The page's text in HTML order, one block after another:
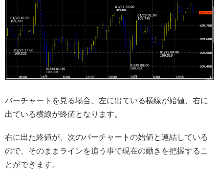
バーチャートを見る場合、左に出ている横線が始値、右に
出ている横線が終値となります。
右に出た終値が、次のバーチャートの始値と連結している
ので、そのままラインを追う事で現在の動きを把握するこ
とができます。